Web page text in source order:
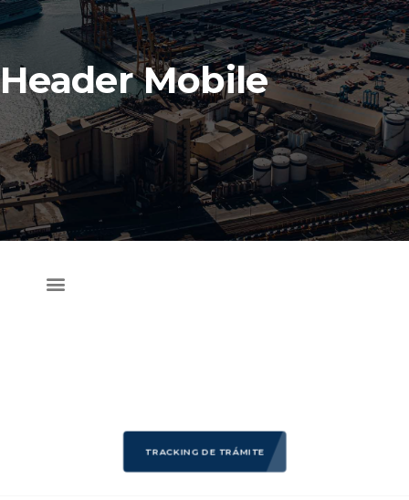
Header Mobile
TRACKING DE TRÁMITE